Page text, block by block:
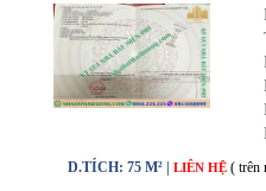
D.TÍCH: 75 M² | LIÊN HỆ ( trên